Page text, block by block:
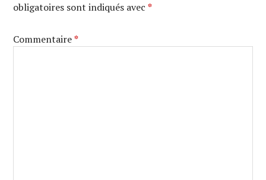
obligatoires sont indiqués avec*
Commentaire*